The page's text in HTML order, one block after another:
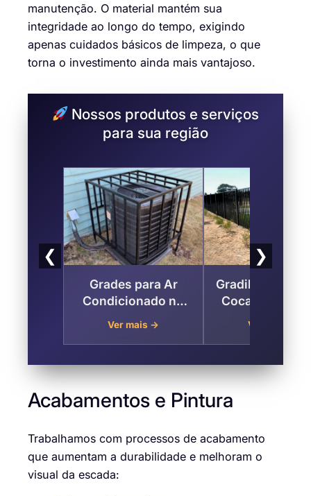
manutenção. O material mantém sua
integridade ao longo do tempo, exigindo
apenas cuidados básicos de limpeza, o que
torna o investimento ainda mais vantajoso.
Nossos produtos e serviços
para sua região
❮
Grades para Ar
Condicionado no
Sítio Cocaia , Zona
Ver mais →
Gradil de Ferro
Cocaia – Zona
de São Paulo
Ver mais →
❯
Acabamentos e Pintura
Trabalhamos com processos de acabamento
que aumentam a durabilidade e melhoram o
visual da escada: